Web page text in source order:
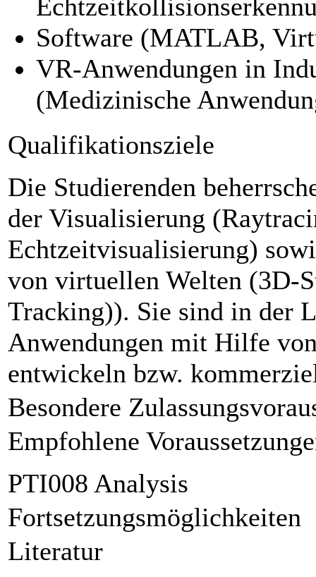
Software (MATLAB,
VR-Anwendungen in
(Medizinische
Qualifikationsziele
Die Studierenden
der Visualisierung
Echtzeitvisualisierung)
von virtuellen Welten (3D-
Tracking)). Sie sind in der
Anwendungen mit Hilfe
entwickeln bzw.
Besondere
Empfohlene
PTI008 Analysis
Fortsetzungsmöglichkeiten
Literatur